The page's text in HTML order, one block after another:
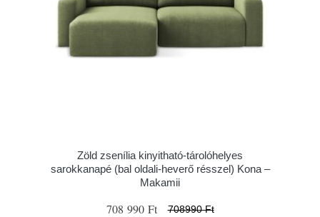
Zöld zsenília kinyitható-tárolóhelyes
sarokkanapé (bal oldali-heverő résszel) Kona –
Makamii
708 990 Ft 708990 Ft